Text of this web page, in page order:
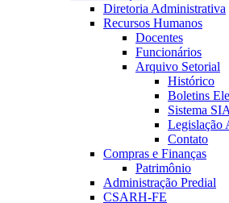
Diretoria Administrativa
Recursos Humanos
Docentes
Funcionários
Arquivo Setorial
Histórico
Boletins
Sistema
Legislação
Contato
Compras e Finanças
Patrimônio
Administração Predial
CSARH-FE